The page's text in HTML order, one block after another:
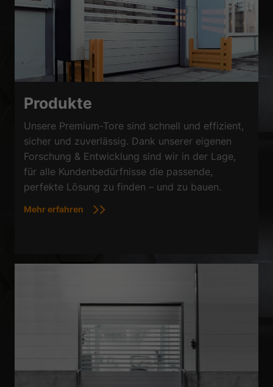
Produkte
Unsere Premium-Tore sind schnell und effizient,
sicher und zuverlässig. Dank unserer eigenen
Forschung & Entwicklung sind wir in der Lage,
für alle Kundenbedürfnisse die passende,
perfekte Lösung zu finden – und zu bauen.
Mehr erfahren